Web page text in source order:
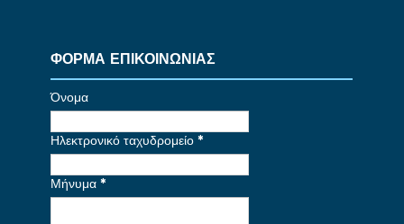
ΦΟΡΜΑ ΕΠΙΚΟΙΝΩΝΙΑΣ
Όνομα
Ηλεκτρονικό ταχυδρομείο *
Μήνυμα *